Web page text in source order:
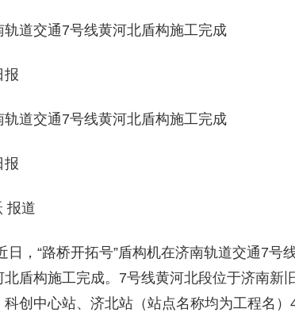
轨道交通7号线黄河北盾构施工完成
报
轨道交通7号线黄河北盾构施工完成
报
报道
日，“路桥开拓号”盾构机在济南轨道交通7号
北盾构施工完成。7号线黄河北段位于济南新
科创中心站、济北站（站点名称均为工程名